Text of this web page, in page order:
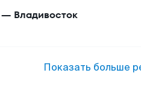
— Владивосток
Показать больше